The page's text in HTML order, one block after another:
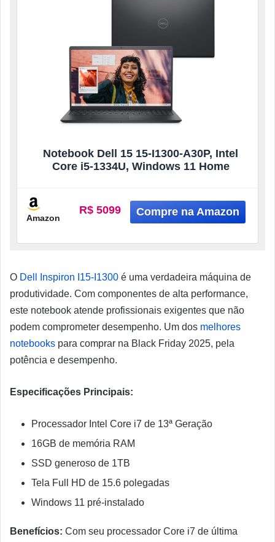
Notebook Dell 15 15-I1300-A30P, Intel
Core i5-1334U, Windows 11 Home
Amazon
R$ 5099
O Dell Inspiron I15-I1300 é uma verdadeira máquina de
produtividade. Com componentes de alta performance,
este notebook atende profissionais exigentes que não
podem comprometer desempenho. Um dos melhores
notebooks para comprar na Black Friday 2025, pela
potência e desempenho.
Especificações Principais:
Processador Intel Core i7 de 13ª Geração
16GB de memória RAM
SSD generoso de 1TB
Tela Full HD de 15.6 polegadas
Windows 11 pré-instalado
Benefícios: Com seu processador Core i7 de última